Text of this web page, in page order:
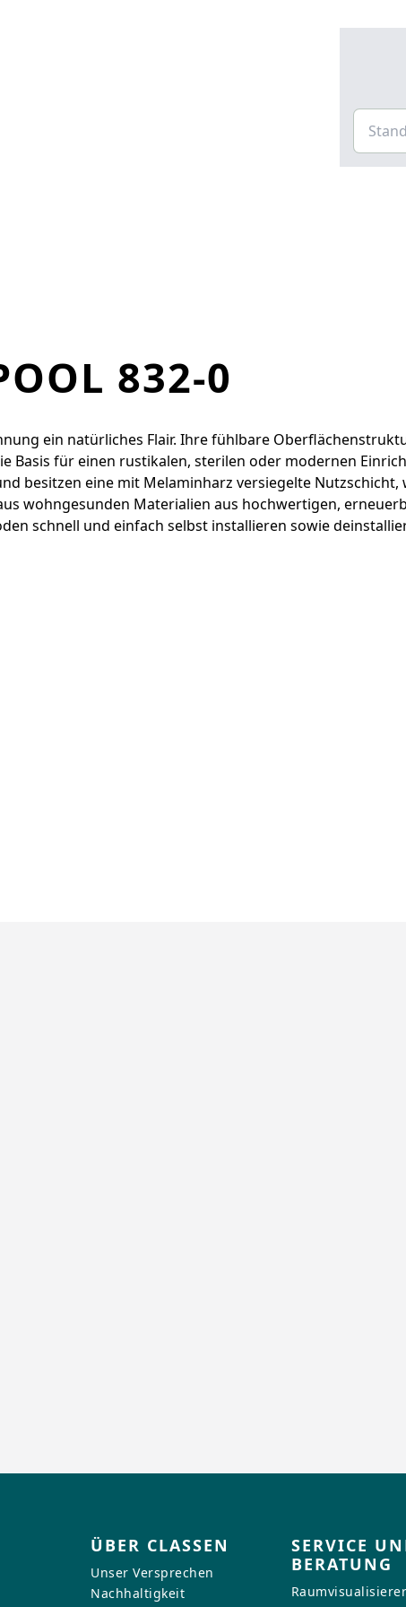
832-0
ein natürliches Flair. Ihre fühlbare
Basis für einen rustikalen, sterilen oder modernen
besitzen eine mit Melaminharz versiegelte
wohngesunden Materialien aus hochwertigen,
schnell und einfach selbst installieren sowie
ÜBER CLASSEN
Unser Versprechen
Nachhaltigkeit
SERVICE
BERATUNG
Raumvisualisierer